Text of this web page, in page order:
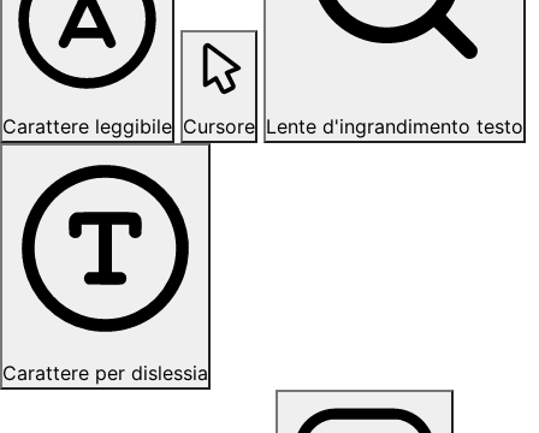
Carattere leggibile Cursore Lente d'ingrandimento testo
Carattere per dislessia